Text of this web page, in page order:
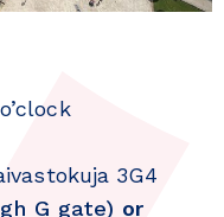
3G4
G gate) or